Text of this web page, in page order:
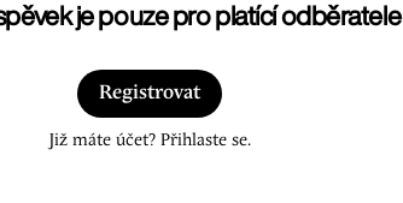
je pouze pro platící odběratele
Registrovat
Již máte účet? Přihlaste se.